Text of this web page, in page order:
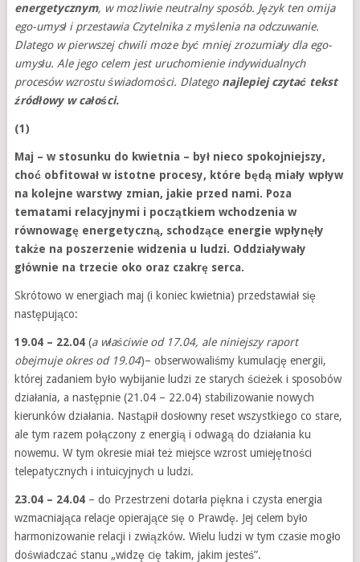
energetycznym, w możliwie neutralny sposób. Język ten omija
ego-umysł i przestawia Czytelnika z myślenia na odczuwanie.
Dlatego w pierwszej chwili może być mniej zrozumiały dla ego-
umysłu. Ale jego celem jest uruchomienie indywidualnych
procesów wzrostu świadomości. Dlatego najlepiej czytać tekst
źródłowy w całości.
(1)
Maj – w stosunku do kwietnia – był nieco spokojniejszy,
choć obfitował w istotne procesy, które będą miały wpływ
na kolejne warstwy zmian, jakie przed nami. Poza
tematami relacyjnymi i początkiem wchodzenia w
równowagę energetyczną, schodzące energie wpłynęły
także na poszerzenie widzenia u ludzi. Oddziaływały
głównie na trzecie oko oraz czakrę serca.
Skrótowo w energiach maj (i koniec kwietnia) przedstawiał się
następująco:
19.04 – 22.04(a właściwie od 17.04, ale niniejszy raport
obejmuje okres od 19.04)– obserwowaliśmy kumulację energii,
której zadaniem było wybijanie ludzi ze starych ścieżek i sposobów
działania, a następnie (21.04 – 22.04) stabilizowanie nowych
kierunków działania. Nastąpił dosłowny reset wszystkiego co stare,
ale tym razem połączony z energią i odwagą do działania ku
nowemu. W tym okresie miał też miejsce wzrost umiejętności
telepatycznych i intuicyjnych u ludzi.
23.04 – 24.04– do Przestrzeni dotarła piękna i czysta energia
wzmacniająca relacje opierające się o Prawdę. Jej celem było
harmonizowanie relacji i związków. Wielu ludzi w tym czasie mogło
doświadczać stanu „widzę cię takim, jakim jesteś”.